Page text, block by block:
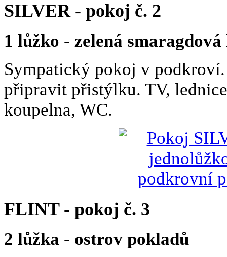
SILVER - pokoj č. 2
1 lůžko - zelená
Sympatický pokoj v
připravit přistýlku. TV,
koupelna, WC.
FLINT - pokoj č. 3
2 lůžka - ostrov pokladů